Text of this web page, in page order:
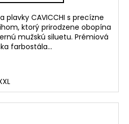
plavky CAVICCHI s precízne
ktorý prirodzene obopína
mužskú siluetu. Prémiová
farbostála...